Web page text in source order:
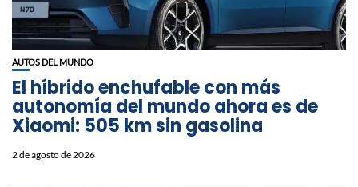
AUTOS DEL MUNDO
El híbrido enchufable con más
autonomía del mundo ahora es de
Xiaomi: 505 km sin gasolina
2 de agosto de 2026